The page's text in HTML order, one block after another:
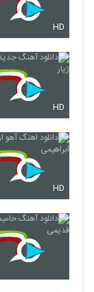
3889
3890
3892
HD
HD
HD